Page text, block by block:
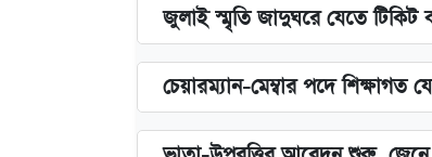
জুলাই স্মৃতি জাদুঘরে যেতে টিকিট
চেয়ারম্যান-মেম্বার পদে শিক্ষাগত